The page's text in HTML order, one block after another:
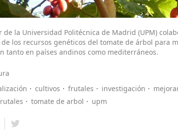
de la Universidad Politécnica de Madrid (UPM)
los recursos genéticos del tomate de árbol para
tanto en países andinos como mediterráneos.
cultivos frutales investigación
tomate de arbol upm